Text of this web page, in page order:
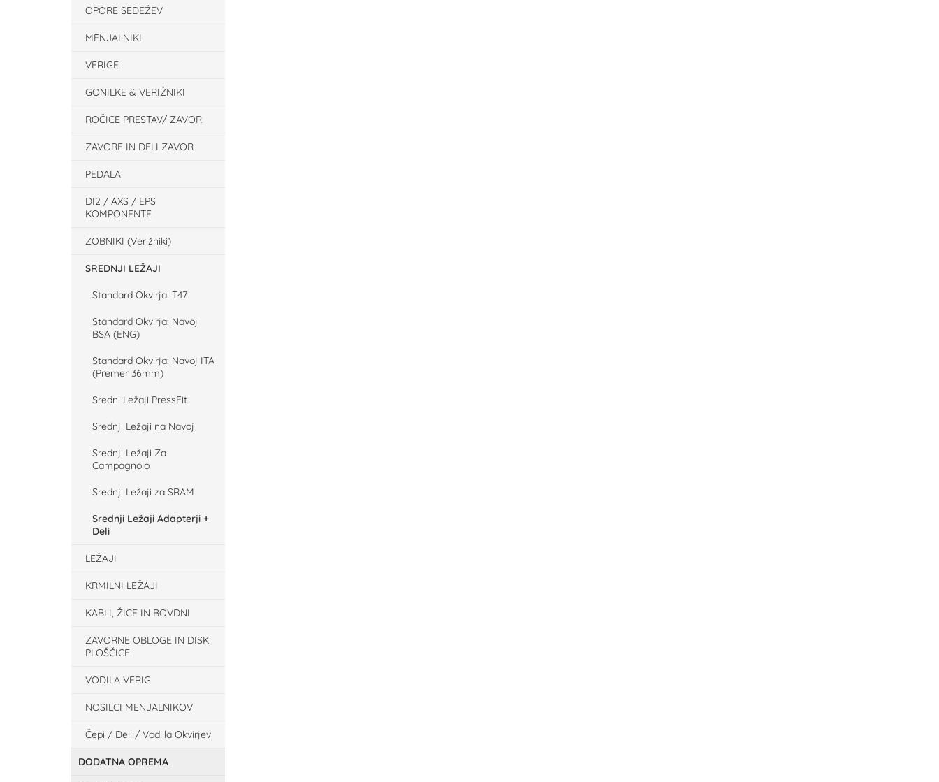
OPORE SEDEŽEV
MENJALNIKI
VERIGE
GONILKE & VERIŽNIKI
ROČICE PRESTAV/ ZAVOR
ZAVORE IN DELI ZAVOR
PEDALA
DI2 / AXS / EPS
KOMPONENTE
ZOBNIKI (Verižniki)
SREDNJI LEŽAJI
Standard Okvirja: T47
Standard Okvirja: Navoj
BSA (ENG)
Standard Okvirja: Navoj ITA
(Premer 36mm)
Sredni Ležaji PressFit
Srednji Ležaji na Navoj
Srednji Ležaji Za
Campagnolo
Srednji Ležaji za SRAM
Srednji Ležaji Adapterji +
Deli
LEŽAJI
KRMILNI LEŽAJI
KABLI, ŽICE IN BOVDNI
ZAVORNE OBLOGE IN DISK
PLOŠČICE
VODILA VERIG
NOSILCI MENJALNIKOV
Čepi / Deli / Vodlila Okvirjev
DODATNA OPREMA